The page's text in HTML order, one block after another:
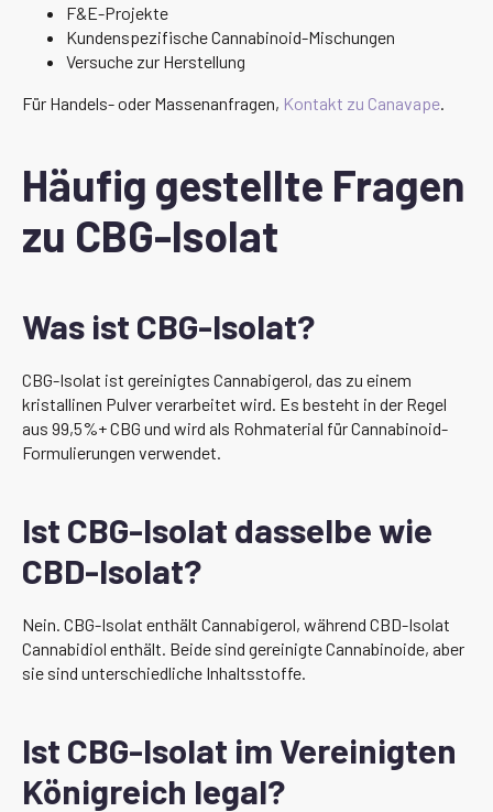
F&E-Projekte
Kundenspezifische Cannabinoid-Mischungen
Versuche zur Herstellung
Für Handels- oder Massenanfragen, Kontakt zu Canavape
Häufig gestellte Fragen
zu CBG-Isolat
Was ist CBG-Isolat?
CBG-Isolat ist gereinigtes Cannabigerol, das zu einem
kristallinen Pulver verarbeitet wird. Es besteht in der Regel
aus 99,5%+ CBG und wird als Rohmaterial für Cannabinoid-
Formulierungen verwendet.
Ist CBG-Isolat dasselbe wie
CBD-Isolat?
Nein. CBG-Isolat enthält Cannabigerol, während CBD-Isolat
Cannabidiol enthält. Beide sind gereinigte Cannabinoide, aber
sie sind unterschiedliche Inhaltsstoffe.
Ist CBG-Isolat im Vereinigten
Königreich legal?